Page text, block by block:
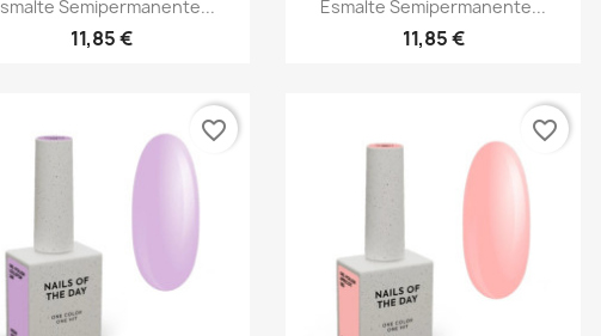
Semipermanente...
11,85 €
Esmalte Semipermanente...
11,85 €
favorite_border favorite_border